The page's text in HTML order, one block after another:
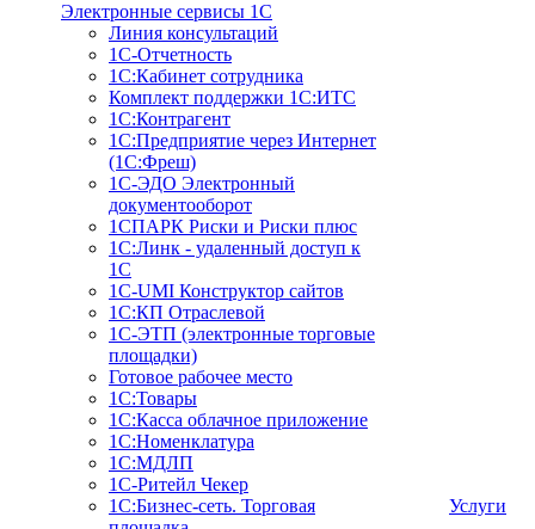
Электронные сервисы 1С
Линия консультаций
1С-Отчетность
1С:Кабинет сотрудника
Комплект поддержки 1С:ИТС
1С:Контрагент
1С:Предприятие через Интернет
(1С:Фреш)
1С-ЭДО Электронный
документооборот
1СПАРК Риски и Риски плюс
1С:Линк - удаленный доступ к
1С
1С-UMI Конструктор сайтов
1С:КП Отраслевой
1С-ЭТП (электронные торговые
площадки)
Готовое рабочее место
1С:Товары
1С:Касса облачное приложение
1С:Номенклатура
1С:МДЛП
1C-Ритейл Чекер
1C:Бизнес-сеть. Торговая
Услуги